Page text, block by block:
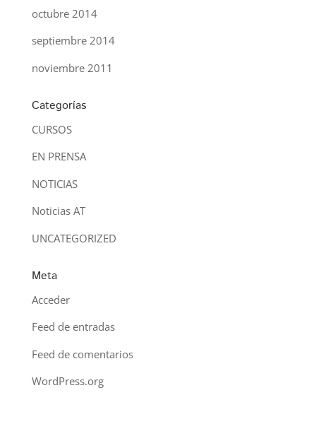
octubre 2014
septiembre 2014
noviembre 2011
Categorías
CURSOS
EN PRENSA
NOTICIAS
Noticias AT
UNCATEGORIZED
Meta
Acceder
Feed de entradas
Feed de comentarios
WordPress.org